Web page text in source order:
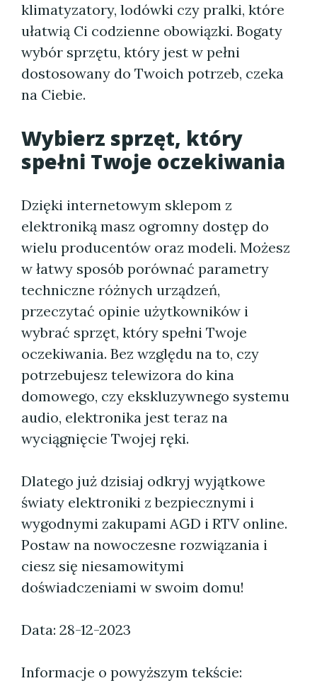
klimatyzatory, lodówki czy pralki, które
ułatwią Ci codzienne obowiązki. Bogaty
wybór sprzętu, który jest w pełni
dostosowany do Twoich potrzeb, czeka
na Ciebie.
Wybierz sprzęt, który
spełni Twoje oczekiwania
Dzięki internetowym sklepom z
elektroniką masz ogromny dostęp do
wielu producentów oraz modeli. Możesz
w łatwy sposób porównać parametry
techniczne różnych urządzeń,
przeczytać opinie użytkowników i
wybrać sprzęt, który spełni Twoje
oczekiwania. Bez względu na to, czy
potrzebujesz telewizora do kina
domowego, czy ekskluzywnego systemu
audio, elektronika jest teraz na
wyciągnięcie Twojej ręki.
Dlatego już dzisiaj odkryj wyjątkowe
światy elektroniki z bezpiecznymi i
wygodnymi zakupami AGD i RTV online.
Postaw na nowoczesne rozwiązania i
ciesz się niesamowitymi
doświadczeniami w swoim domu!
Data: 28-12-2023
Informacje o powyższym tekście: